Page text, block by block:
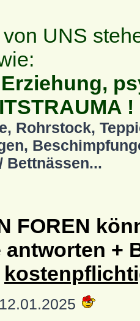
UNS
!
Rohrstock,
Bettnässen...
FOREN
antworten +
12.01.2025